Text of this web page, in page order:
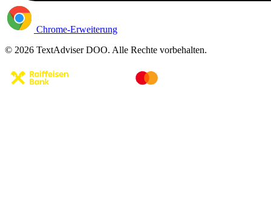
Chrome-Erweiterung
© 2026 TextAdviser DOO. Alle Rechte vorbehalten.